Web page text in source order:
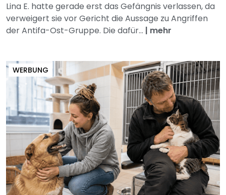
Lina E. hatte gerade erst das Gefängnis verlassen, da
verweigert sie vor Gericht die Aussage zu Angriffen
der Antifa-Ost-Gruppe. Die dafür... | mehr
WERBUNG